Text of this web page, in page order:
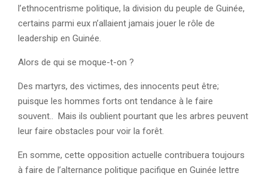
l’ethnocentrisme politique, la division du peuple de Guinée,
certains parmi eux n’allaient jamais jouer le rôle de
leadership en Guinée.
Alors de qui se moque-t-on ?
Des martyrs, des victimes, des innocents peut être;
puisque les hommes forts ont tendance à le faire
souvent.. Mais ils oublient pourtant que les arbres peuvent
leur faire obstacles pour voir la forêt.
En somme, cette opposition actuelle contribuera toujours
à faire de l’alternance politique pacifique en Guinée lettre